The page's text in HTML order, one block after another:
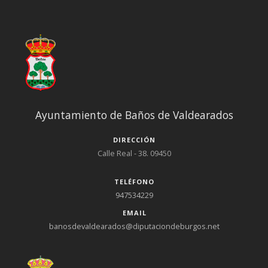
Ayuntamiento de Baños de Valdearados
DIRECCIÓN
Calle Real - 38. 09450
TELÉFONO
947534229
EMAIL
banosdevaldearados@diputaciondeburgos.net